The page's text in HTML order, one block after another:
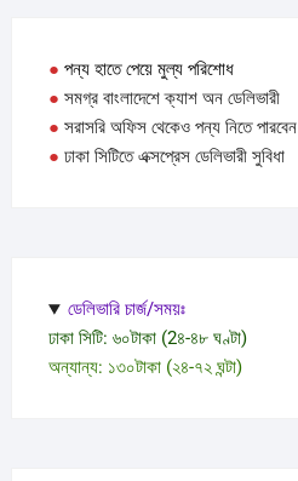
● পন্য হাতে পেয়ে মুল্য পরিশোধ
● সমগ্র বাংলাদেশে ক্যাশ অন ডেলিভারী
● সরাসরি অফিস থেকেও পন্য নিতে পারবেন
● ঢাকা সিটিতে এক্সপ্রেস ডেলিভারী সুবিধা
ডেলিভারি চার্জ/সময়ঃ
ঢাকা সিটি: ৬০টাকা (2৪-৪৮ ঘণ্টা)
অন্যান্য: ১৩০টাকা (২৪-৭২ ঘন্টা)